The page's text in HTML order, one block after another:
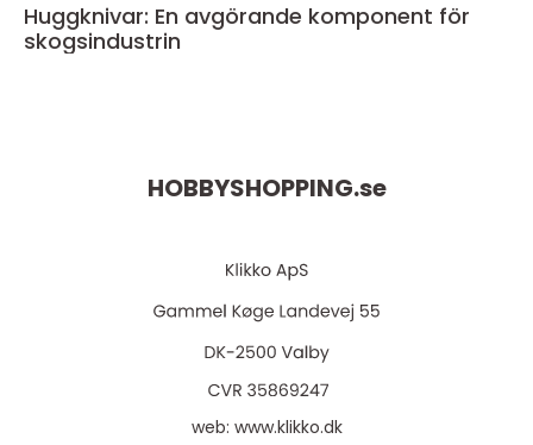
Huggknivar: En avgörande komponent för
skogsindustrin
HOBBYSHOPPING.se
web: www.klikko.dk